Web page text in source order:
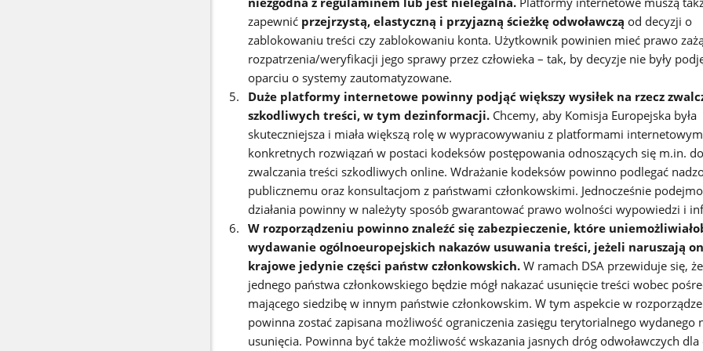
zapewnić przejrzystą, elastyczną i przyjazną ścieżkę odwoławczą od decyzji o
zablokowaniu treści czy zablokowaniu konta. Użytkownik powinien mieć prawo
rozpatrzenia/weryfikacji jego sprawy przez człowieka – tak, by decyzje nie były
oparciu o systemy zautomatyzowane.
Duże platformy internetowe powinny podjąć większy wysiłek na rzecz
szkodliwych treści, w tym dezinformacji.Chcemy, aby Komisja Europejska była
skuteczniejsza i miała większą rolę w wypracowywaniu z platformami
konkretnych rozwiązań w postaci kodeksów postępowania odnoszących się m.in. do
zwalczania treści szkodliwych online. Wdrażanie kodeksów powinno podlegać
publicznemu oraz konsultacjom z państwami członkowskimi. Jednocześnie
działania powinny w należyty sposób gwarantować prawo wolności wypowiedzi i
W rozporządzeniu powinno znaleźć się zabezpieczenie, które
wydawanie ogólnoeuropejskich nakazów usuwania treści, jeżeli naruszają
krajowe jedynie części państw członkowskich. W ramach DSA przewiduje się,
jednego państwa członkowskiego będzie mógł nakazać usunięcie treści wobec
mającego siedzibę w innym państwie członkowskim. W tym aspekcie w
powinna zostać zapisana możliwość ograniczenia zasięgu terytorialnego wydanego
usunięcia. Powinna być także możliwość wskazania jasnych dróg odwoławczych